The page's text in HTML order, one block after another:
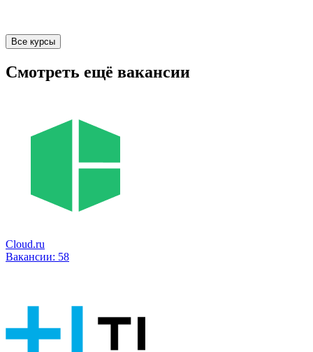
Все курсы
Смотреть ещё вакансии
Cloud.ru
Вакансии: 58